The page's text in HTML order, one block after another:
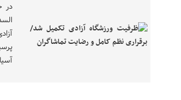
در
آسیا از